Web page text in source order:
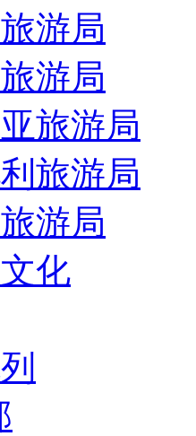
游局
游局
旅游局
旅游局
游局
化